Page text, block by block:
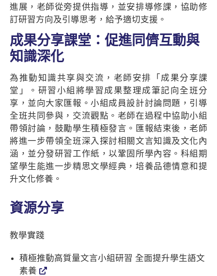
進展，老師從旁提供指導，並安排導修課，協助修
訂研習方向及引導思考，給予適切支援。
成果分享課堂：促進同儕互動與
知識深化
為推動知識共享與交流，老師安排「成果分享課
堂」。研習小組將學習成果整理成筆記向全班分
享，並向大家匯報。小組成員設計討論問題，引導
全班共同參與，交流觀點。老師在過程中協助小組
帶領討論，鼓勵學生積極發言。匯報結束後，老師
將進一步帶領全班深入探討相關文言知識及文化內
涵，並分發研習工作紙，以鞏固所學內容。科組期
望學生能進一步精思文學經典，培養品德情意和提
升文化修養。
資源分享
教學實踐
積極推動高質量文言小組研習 全面提升學生語文
素養